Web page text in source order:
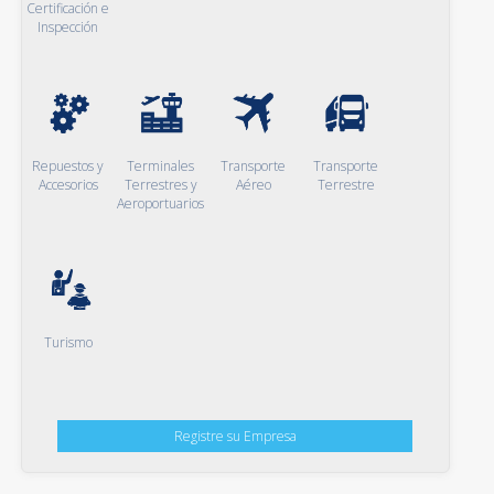
Certificación e
Inspección
Repuestos y
Accesorios
Terminales
Terrestres y
Aeroportuarios
Transporte
Aéreo
Transporte
Terrestre
Turismo
Registre su Empresa